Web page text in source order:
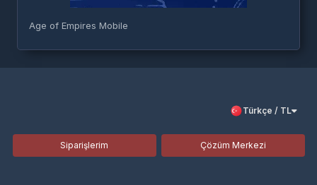
Age of Empires Mobile
Türkçe / TL
Siparişlerim Çözüm Merkezi